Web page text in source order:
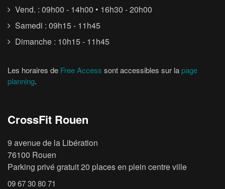
Vend. : 09h00 - 14h00 • 16h30 - 20h00
Samedi : 09h15 - 11h45
Dimanche : 10h15 - 11h45
Les horaires de Free Access sont accessibles sur la page
planning.
CrossFit Rouen
9 avenue de la Libération
76100 Rouen
Parking privé gratuit 20 places en plein centre ville
09 67 30 80 71